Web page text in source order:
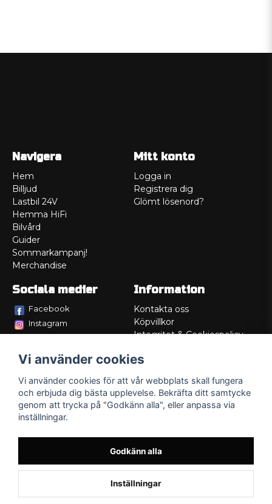
Navigera
Hem
Billjud
Lastbil 24V
Hemma HiFi
Bilvård
Guider
Sommarkampanj!
Merchandise
Mitt konto
Logga in
Registrera dig
Glömt lösenord?
Sociala medier
Facebook
Instagram
Information
Kontakta oss
Köpvillkor
Integritet & Cookiespolicy
Service/Garanti
Lådritning
Om oss
Vi använder cookies
Vi använder cookies för att vår webbplats skall fungera
och erbjuda dig bästa upplevelse. Bekräfta ditt samtycke
genom att trycka på "Godkänn alla", eller anpassa via
inställningar.
Godkänn alla
Inställningar